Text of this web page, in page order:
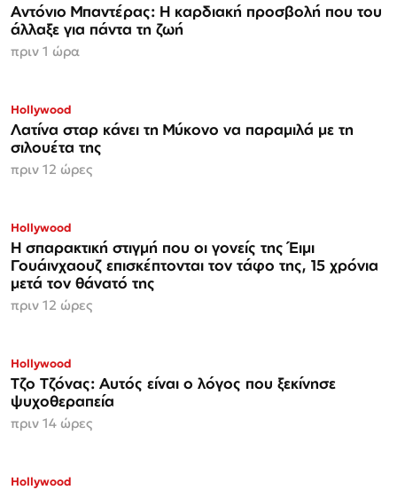
Αντόνιο Μπαντέρας: Η καρδιακή προσβολή που του
άλλαξε για πάντα τη ζωή
πριν 1 ώρα
Hollywood
Λατίνα σταρ κάνει τη Μύκονο να παραμιλά με τη
σιλουέτα της
πριν 12 ώρες
Hollywood
Η σπαρακτική στιγμή που οι γονείς της Έιμι
Γουάινχαουζ επισκέπτονται τον τάφο της, 15 χρόνια
μετά τον θάνατό της
πριν 12 ώρες
Hollywood
Τζο Τζόνας: Αυτός είναι ο λόγος που ξεκίνησε
ψυχοθεραπεία
πριν 14 ώρες
Hollywood